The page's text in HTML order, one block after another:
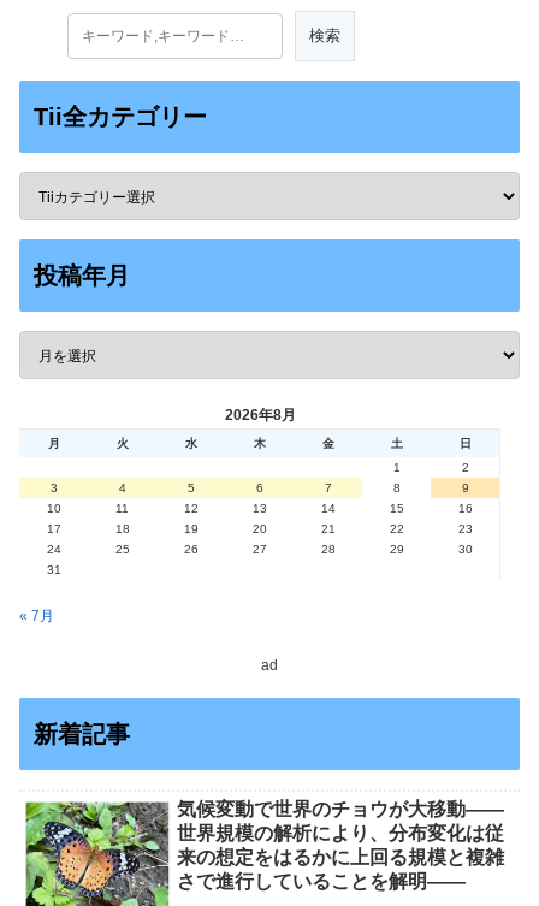
Tii全カテゴリー
投稿年月
2026年8月
月 火 水 木 金 土
日
1
2
3
4 5 6 7 8
9
10
11 12 13 14 15
16
17
18 19 20 21 22
23
24
25 26 27 28 29
30
31
« 7月
ad
新着記事
気候変動で世界のチョウが大移動――
世界規模の解析により、分布変化は従
来の想定をはるかに上回る規模と複雑
さで進行していることを解明――